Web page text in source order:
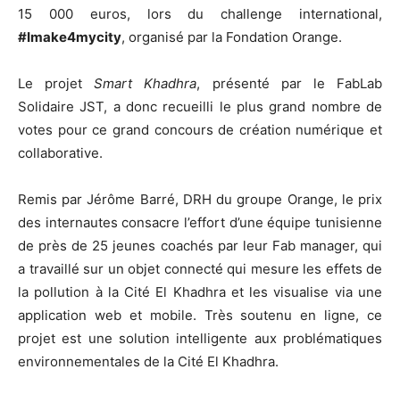
15 000 euros, lors du challenge international,
#Imake4mycity, organisé par la Fondation Orange.
Le projetSmart Khadhra, présenté par le FabLab
Solidaire JST, a donc recueilli le plus grand nombre de
votes pour ce grand concours de création numérique et
collaborative.
Remis par Jérôme Barré, DRH du groupe Orange, le prix
des internautes consacre l’effort d’une équipe tunisienne
de près de 25 jeunes coachés par leur Fab manager, qui
a travaillé sur un objet connecté qui mesure les effets de
la pollution à la Cité El Khadhra et les visualise via une
application web et mobile. Très soutenu en ligne, ce
projet est une solution intelligente aux problématiques
environnementales de la Cité El Khadhra.